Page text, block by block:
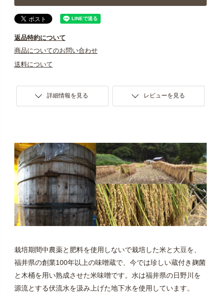
返品特約について
商品についてのお問い合わせ
送料について
詳細情報を見る レビューを見る
栽培期間中農薬と肥料を使用しないで栽培した米と大豆を、
福井県の創業100年以上の味噌蔵で、今では珍しい蔵付き麹菌
と木桶を用い熟成させた米味噌です。水は福井県の日野川を
源流とする伏流水を汲み上げた地下水を使用しています。